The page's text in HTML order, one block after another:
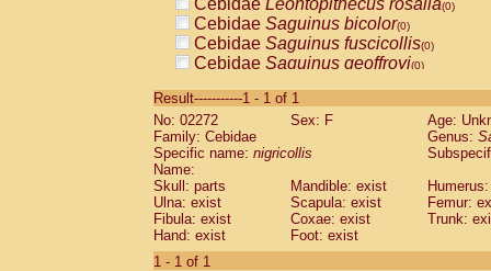
Cebidae Leontopithecus rosalia(0)
Cebidae Saguinus bicolor(0)
Cebidae Saguinus fuscicollis(0)
Cebidae Saguinus geoffroyi(0)
CebidaeSaguinus labiatus(0)
Cebidae Saguinus leucopus (0)
Cebidae
CebidaeSaguinus mystax
Cebidae Saguinus nigricollis (1)
Cebidae Saguinus oedipus
Cebidae Saguinus weddelli
Cebidae Saguinusspp.
Cebidae
Result-----------1 - 1 of 1
No: 02272
Sex: F
Age:
Family: Cebidae
Genus:
Specific name: nigricollis
Name:
Skull: parts
Mandible: exist
Ulna: exist
Scapula: exist
Femur:
Fibula: exist
Coxae: exist
Trunk:
Hand: exist
Foot: exist
1 - 1 of 1